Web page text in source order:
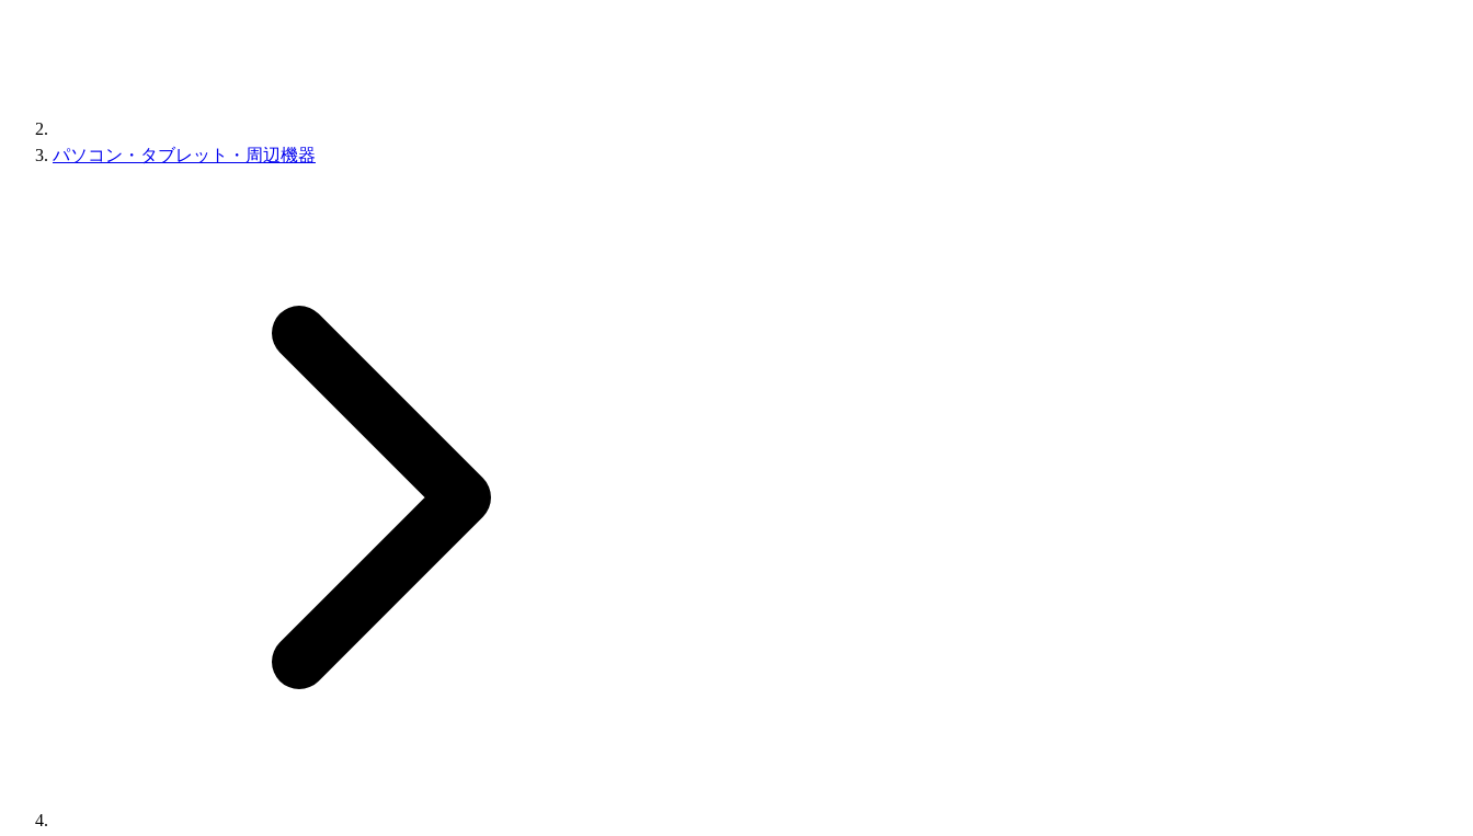
パソコン・タブレット・周辺機器